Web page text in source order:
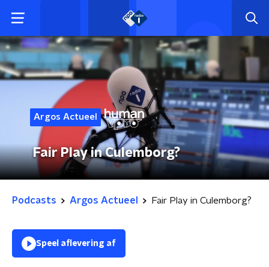
Argos Actueel
Fair Play in Culemborg?
Podcasts Argos Actueel Fair Play in Culemborg?
Speel aflevering af